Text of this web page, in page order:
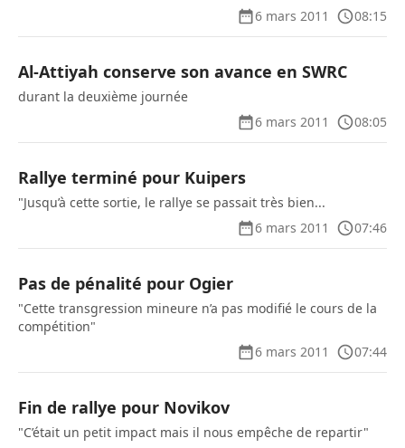
6 mars 2011
08:15
Al-Attiyah conserve son avance en SWRC
durant la deuxième journée
6 mars 2011
08:05
Rallye terminé pour Kuipers
"Jusqu’à cette sortie, le rallye se passait très bien...
6 mars 2011
07:46
Pas de pénalité pour Ogier
"Cette transgression mineure n’a pas modifié le cours de la
compétition"
6 mars 2011
07:44
Fin de rallye pour Novikov
"C’était un petit impact mais il nous empêche de repartir"